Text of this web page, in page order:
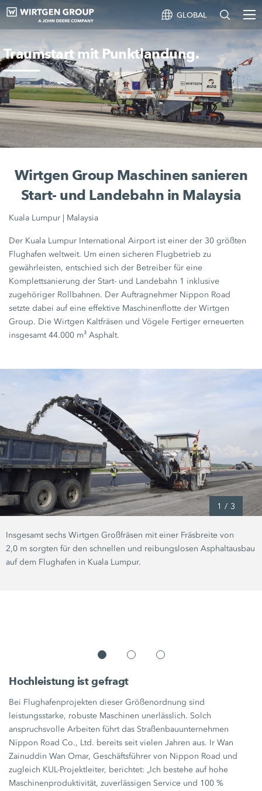
GLOBAL
Traumstart mit Punktlandung.
Wirtgen Group Maschinen sanieren
Start- und Landebahn in Malaysia
Kuala Lumpur | Malaysia
Der Kuala Lumpur International Airport ist einer der 30 größten
Flughafen weltweit. Um einen sicheren Flugbetrieb zu
gewährleisten, entschied sich der Betreiber für eine
Komplettsanierung der Start- und Landebahn 1 inklusive
zugehöriger Rollbahnen. Der Auftragnehmer Nippon Road
setzte dabei auf eine effektive Maschinenflotte der Wirtgen
Group. Die Wirtgen Kaltfräsen und Vögele Fertiger erneuerten
insgesamt44.000 m³ Asphalt.
1 / 3
Insgesamt sechs Wirtgen Großfräsen mit einer Fräsbreite von
2,0 m sorgten für den schnellen und reibungslosen Asphaltausbau
auf dem Flughafen in Kuala Lumpur.
Hochleistung ist gefragt
Bei Flughafenprojekten dieser Größenordnung sind
leistungsstarke, robuste Maschinen unerlässlich. Solch
anspruchsvolle Arbeiten führt das Straßenbauunternehmen
Nippon Road Co., Ltd. bereits seit vielen Jahren aus. Ir Wan
Zainuddin Wan Omar, Geschäftsführer von Nippon Road und
zugleich KUL-Projektleiter, berichtet: „Ich bestehe auf hohe
Maschinenproduktivität, zuverlässigen Service und 100 %